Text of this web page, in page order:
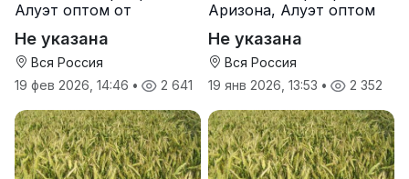
Алуэт оптом от
Не указана
Вся Россия
19 фев 2026, 14:46 • 2 641
Аризона, Алуэт оптом
Не указана
Вся Россия
19 янв 2026, 13:53 • 2 352